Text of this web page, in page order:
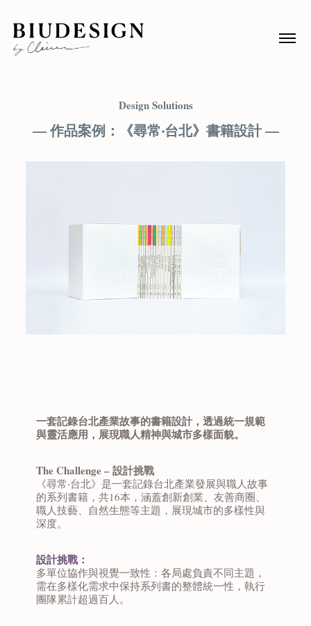
Design Solutions
— 作品案例：《尋常‧台北》書籍設計 —
一套記錄台北產業故事的書籍設計，透過統一規範
與靈活應用，展現職人精神與城市多樣面貌。
The Challenge – 設計挑戰
《尋常‧台北》是一套記錄台北產業發展與職人故事
的系列書籍，共16本，涵蓋創新創業、友善商圈、
職人技藝、自然生態等主題，展現城市的多樣性與
深度。
設計挑戰：
多單位協作與視覺一致性：各局處負責不同主題，
需在多樣化需求中保持系列書的整體統一性，執行
團隊累計超過百人。